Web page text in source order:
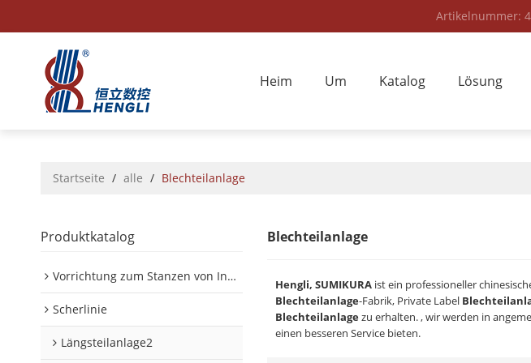
Artikelnummer:
Heim Um Katalog Lösung
Startseite / alle / Blechteilanlage
Produktkatalog
Vorrichtung zum Stanzen von Innen-/Außenplatinen im Automobilbereich
Scherlinie
Längsteilanlage2
Blechteilanlage
Hengli, SUMIKURAist ein professioneller
Blechteilanlage-Fabrik, Private Label
Blechteilanlagezu erhalten. , wir werden in
einen besseren Service bieten.